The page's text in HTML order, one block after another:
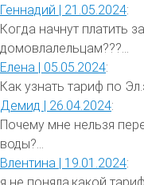
Геннадий | 21.05.2024:
Когда начнут платить
домовлалельцам???...
Елена | 05.05.2024:
Как узнать тариф по
Демид | 26.04.2024:
Почему мне нельзя
воды?...
Влентина | 19.01.2024: